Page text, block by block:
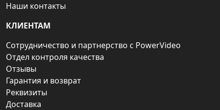
Наши контакты
КЛИЕНТАМ
Сотрудничество и партнерство с PowerVideo
Отдел контроля качества
Отзывы
Гарантия и возврат
Реквизиты
Доставка